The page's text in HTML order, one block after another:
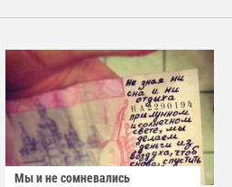
Мы и не сомневались